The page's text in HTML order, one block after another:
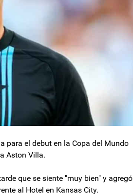
para el debut en la Copa del Mundo
Aston Villa.
que se siente "muy bien" y agregó
al Hotel en Kansas City.